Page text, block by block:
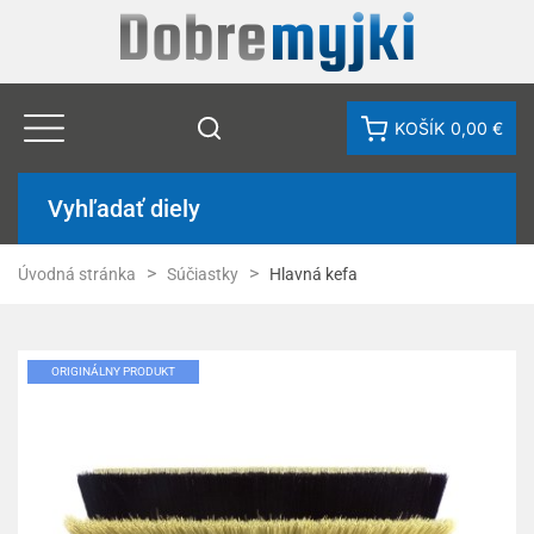
KOŠÍK 0,00 €
Vyhľadať diely
Úvodná stránka Súčiastky Hlavná kefa
ORIGINÁLNY PRODUKT